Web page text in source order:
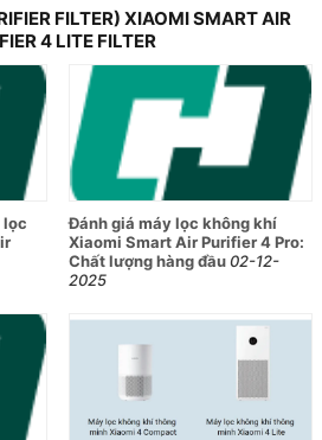
FILTER) XIAOMI SMART AIR
4 LITE FILTER
lọc
Đánh giá máy lọc không khí
Xiaomi Smart Air Purifier 4 Pro:
Chất lượng hàng đầu02-12-
2025